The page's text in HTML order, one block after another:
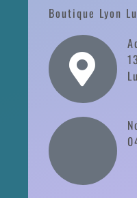
Boutique Lyon